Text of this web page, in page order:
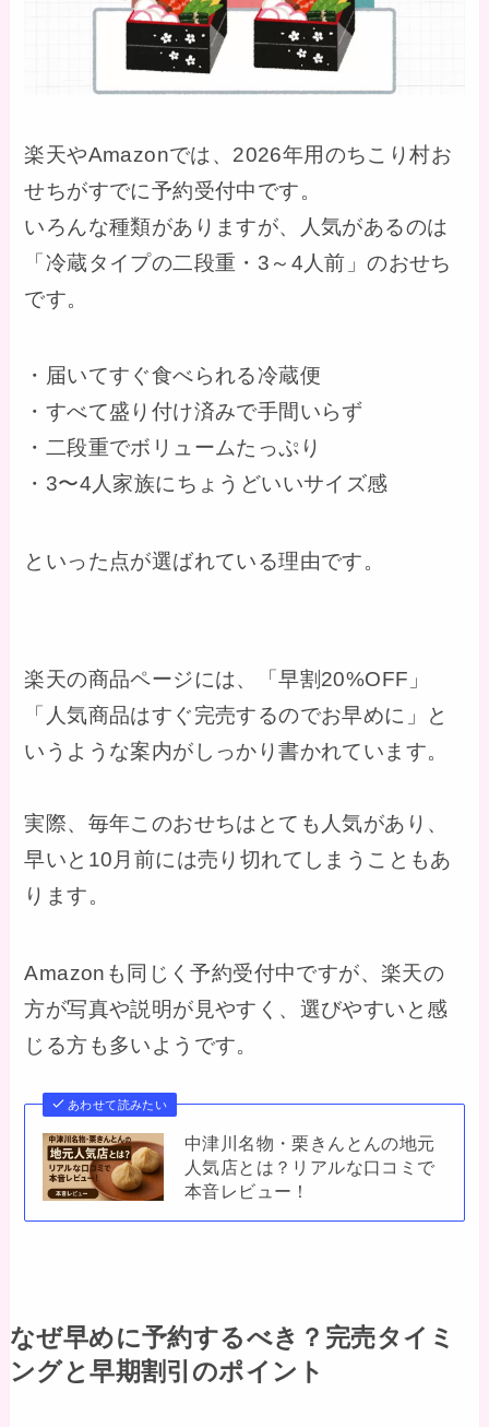
楽天やAmazonでは、2026年用のちこり村お
せちがすでに予約受付中です。
いろんな種類がありますが、人気があるのは
「冷蔵タイプの二段重・3～4人前」のおせち
です。
・届いてすぐ食べられる冷蔵便
・すべて盛り付け済みで手間いらず
・二段重でボリュームたっぷり
・3〜4人家族にちょうどいいサイズ感
といった点が選ばれている理由です。
楽天の商品ページには、「早割20%OFF」
「人気商品はすぐ完売するのでお早めに」と
いうような案内がしっかり書かれています。
実際、毎年このおせちはとても人気があり、
早いと10月前には売り切れてしまうこともあ
ります。
Amazonも同じく予約受付中ですが、楽天の
方が写真や説明が見やすく、選びやすいと感
じる方も多いようです。
あわせて読みたい
中津川名物・栗きんとんの地元
人気店とは？リアルな口コミで
本音レビュー！
なぜ早めに予約するべき？完売タイミ
ングと早期割引のポイント